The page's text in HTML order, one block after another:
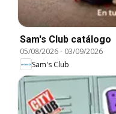
Sam's Club catálogo
05/08/2026- 03/09/2026
Sam's Club